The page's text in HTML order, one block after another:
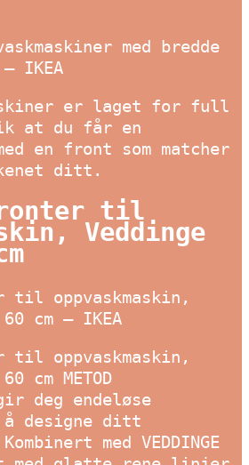
med bredde
IKEA
er laget for full
at du får en
en front som matcher
ditt.
fronter til
Veddinge
til oppvaskmaskin,
cm – IKEA
til oppvaskmaskin,
cm METOD
deg endeløse
designe ditt
med VEDDINGE